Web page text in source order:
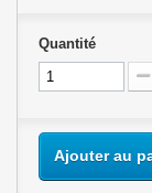
Quantité
Ajouter au